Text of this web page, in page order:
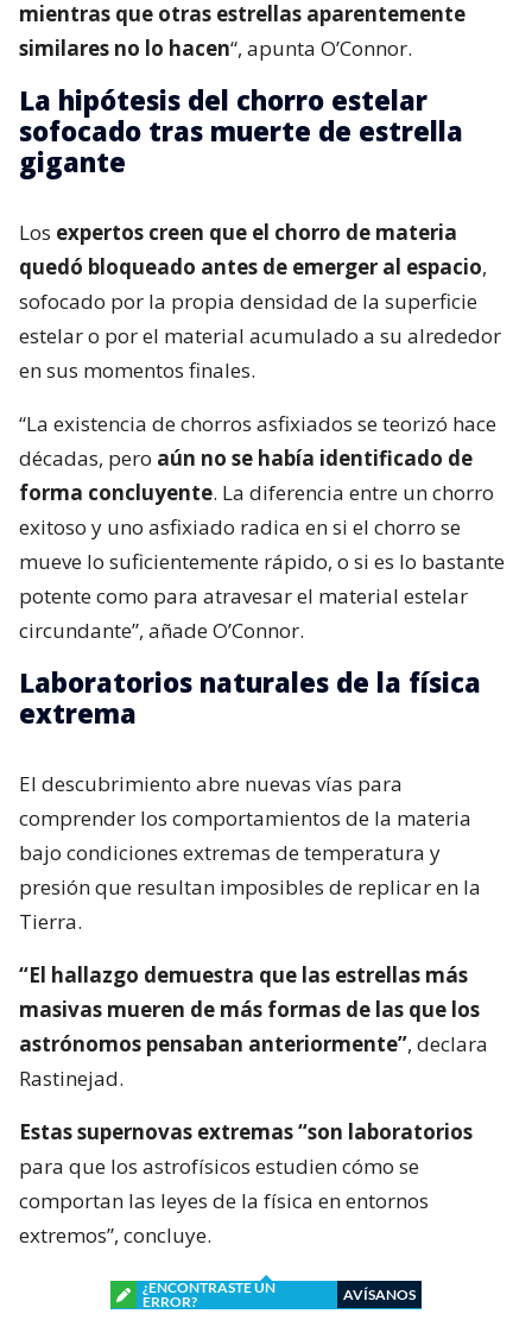
mientras que otras estrellas aparentemente
similares no lo hacen“, apunta O’Connor.
La hipótesis del chorro estelar
sofocado tras muerte de estrella
gigante
Los expertos creen que el chorro de materia
quedó bloqueado antes de emerger al espacio,
sofocado por la propia densidad de la superficie
estelar o por el material acumulado a su alrededor
en sus momentos finales.
“La existencia de chorros asfixiados se teorizó hace
décadas, pero aún no se había identificado de
forma concluyente. La diferencia entre un chorro
exitoso y uno asfixiado radica en si el chorro se
mueve lo suficientemente rápido, o si es lo bastante
potente como para atravesar el material estelar
circundante”, añade O’Connor.
Laboratorios naturales de la física
extrema
El descubrimiento abre nuevas vías para
comprender los comportamientos de la materia
bajo condiciones extremas de temperatura y
presión que resultan imposibles de replicar en la
Tierra.
“El hallazgo demuestra que las estrellas más
masivas mueren de más formas de las que los
astrónomos pensaban anteriormente”, declara
Rastinejad.
Estas supernovas extremas “son laboratorios
para que los astrofísicos estudien cómo se
comportan las leyes de la física en entornos
extremos”, concluye.
¿ENCONTRASTE UN
ERROR?
AVÍSANOS